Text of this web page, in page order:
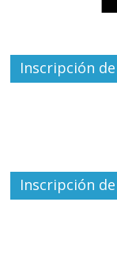
Inscripción
Inscripción